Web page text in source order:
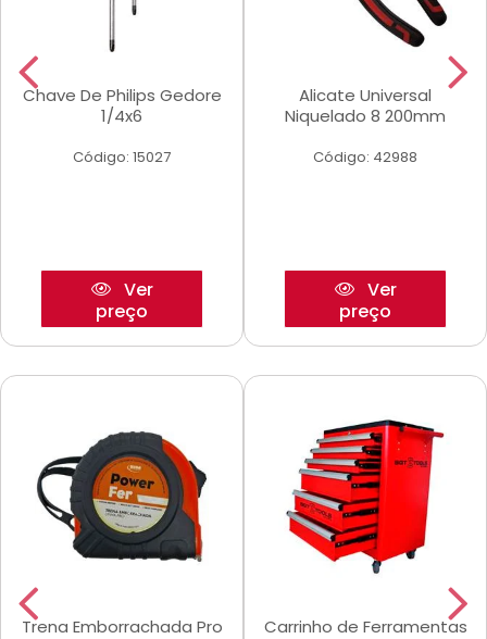
Chave De Philips Gedore
1/4x6
Código: 15027
Ver
preço
Alicate Universal
Niquelado 8 200mm
Código: 42988
Ver
preço
Trena Emborrachada Pro
Carrinho de Ferramentas